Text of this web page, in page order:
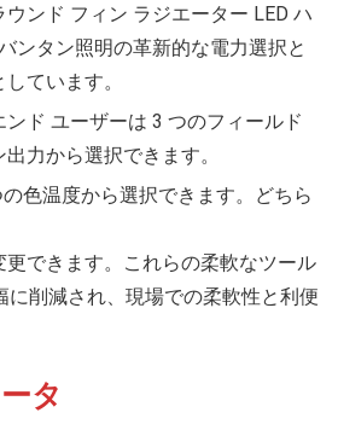
ンド フィン ラジエーター LED ハ
ンタン照明の革新的な電力選択と
ています。
ド ユーザーは 3 つのフィールド
力から選択できます。
色温度から選択できます。どちら
できます。これらの柔軟なツール
に削減され、現場での柔軟性と利便
タ